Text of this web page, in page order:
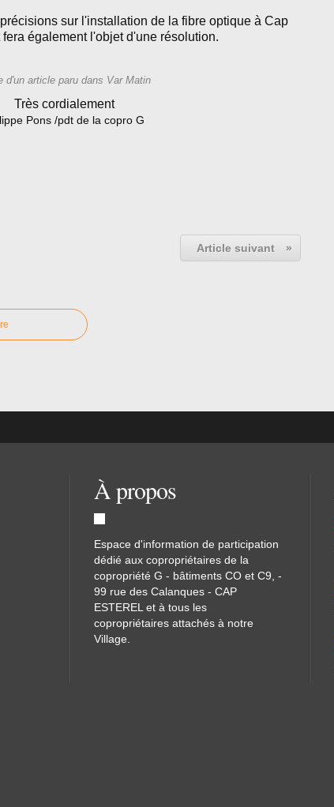
sur l'installation de la fibre optique à Cap
fera également l'objet d'une résolution.
d'un article paru dans Var Matin
Très cordialement
Pons /pdt de la copro G
Article suivant »
À propos
Espace d'information de participation
dédié aux copropriétaires de la
copropriété G - bâtiments CO et C9, -
99 rue des Calanques - CAP
ESTEREL et à tous les
copropriétaires attachés à notre
Village.